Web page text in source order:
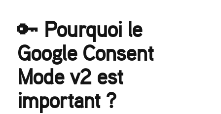
🔑 Pourquoi le
Google Consent
Mode v2 est
important ?